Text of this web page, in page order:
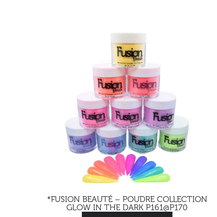
*FUSION BEAUTÉ – POUDRE COLLECTION
GLOW IN THE DARK P161@P170